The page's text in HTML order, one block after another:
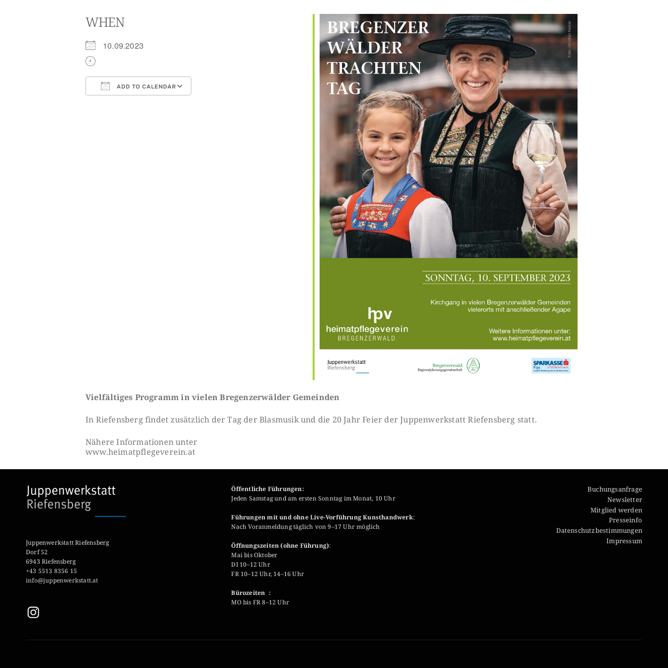
WHEN
10.09.2023
ADD TO CALENDAR
iCalendar Office 365 Outlook Live
Vielfältiges Programm in vielen Bregenzerwälder Gemeinden
In Riefensberg findet zusätzlich der Tag der Blasmusik und die 20 Jahr Feier der Juppenwerkstatt Riefensberg statt.
Nähere Informationen unter
www.heimatpflegeverein.at
Juppenwerkstatt Riefensberg
Dorf 52
6943 Riefensberg
+43 5513 8356 15
info@juppenwerkstatt.at
Öffentliche Führungen:
Jeden Samstag und am ersten Sonntag im Monat, 10 Uhr
Führungen mit und ohne Live-Vorführung Kunsthandwerk:
Nach Voranmeldung täglich von 9–17 Uhr möglich
Öffnungszeiten (ohne Führung):
Mai bis Oktober
DI 10–12 Uhr
FR 10–12 Uhr, 14–16 Uhr
Bürozeiten :
MO bis FR 8–12 Uhr
Buchungsanfrage
Newsletter
Mitglied werden
Presseinfo
Datenschutzbestimmungen
Impressum